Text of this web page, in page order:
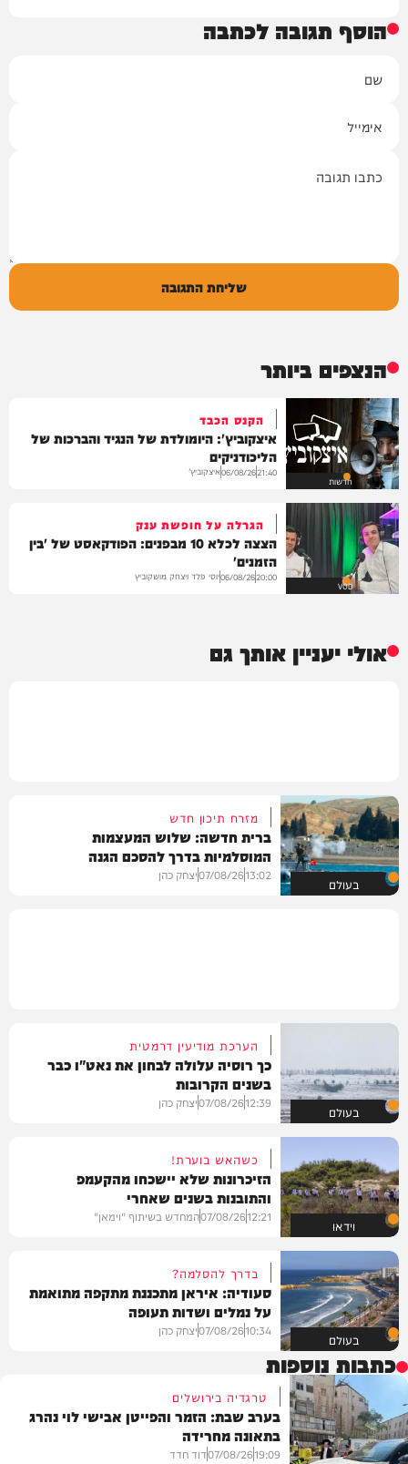
הוסף תגובה לכתבה
שליחת התגובה
הנצפים ביותר
חדשות
הקנס הכבד
איצקוביץ': היומולדת של הנגיד והברכות של
הליכודניקים
21:40
06/08/26איצקוביץ'
VOD
הגרלה על חופשת ענק
הצצה לכלא 10 מבפנים: הפודקאסט של 'בין
הזמנים'
20:00
06/08/26יוסי פלד ויצחק מושקוביץ
אולי יעניין אותך גם
בעולם
מזרח תיכון חדש
ברית חדשה: שלוש המעצמות
המוסלמיות בדרך להסכם הגנה
13:02
07/08/26יצחק כהן
בעולם
הערכת מודיעין דרמטית
כך רוסיה עלולה לבחון את נאט"ו כבר
בשנים הקרובות
12:39
07/08/26יצחק כהן
וידאו
כשהאש בוערת!
הזיכרונות שלא יישכחו מהקעמפ
והתובנות בשנים שאחרי
12:21
07/08/26המחדש בשיתוף "וימאן"
בעולם
בדרך להסלמה?
סעודיה: איראן מתכננת מתקפה מתואמת
על נמלים ושדות תעופה
10:34
07/08/26יצחק כהן
כתבות נוספות
טרגדיה בירושלים
בערב שבת: הזמר והפייטן אבישי לוי נהרג
בתאונה מחרידה
19:09
07/08/26דוד חדד